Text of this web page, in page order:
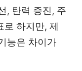
, 탄력 증진, 주
로 하지만, 제
능은 차이가